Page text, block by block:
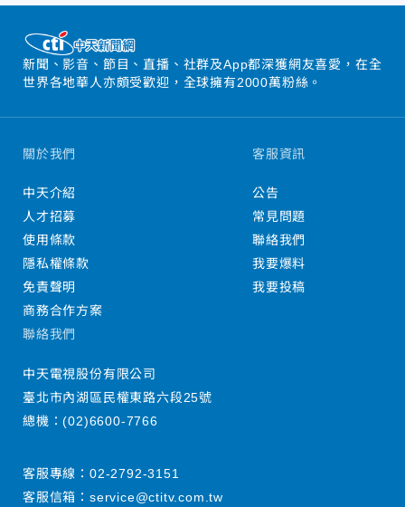
新聞、影音、節目、直播、社群及App都深獲網友喜愛，在全
世界各地華人亦頗受歡迎，全球擁有2000萬粉絲。
關於我們
中天介紹
人才招募
使用條款
隱私權條款
免責聲明
商務合作方案
客服資訊
公告
常見問題
聯絡我們
我要爆料
我要投稿
聯絡我們
中天電視股份有限公司
臺北市內湖區民權東路六段25號
總機：(02)6600-7766
客服專線： 02-2792-3151
客服信箱： service@ctitv.com.tw